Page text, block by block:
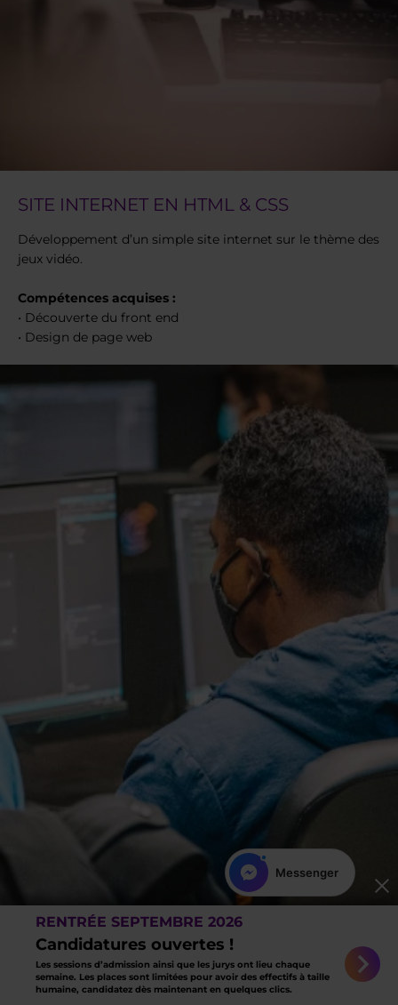
SITE INTERNET EN HTML & CSS
Développement d’un simple site internet sur le thème des
jeux vidéo.
Compétences acquises :
• Découverte du front end
• Design de page web
RENTRÉE SEPTEMBRE 2026
Candidatures ouvertes !
Les sessions d’admission ainsi que les jurys ont lieu chaque
semaine. Les places sont limitées pour avoir des effectifs à taille
humaine, candidatez dès maintenant en quelques clics.
WhatsApp